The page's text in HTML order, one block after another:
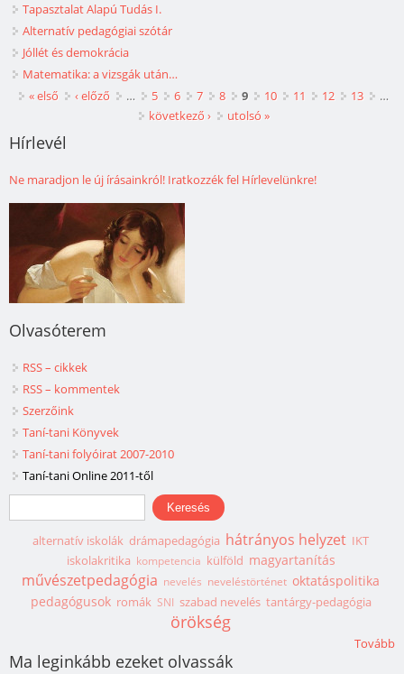
Tapasztalat Alapú Tudás I.
Alternatív pedagógiai szótár
Jóllét és demokrácia
Matematika: a vizsgák után…
Oldalak
« első ‹ előző … 5 6 7 8 9 10 11 12 13
…
következő ›
utolsó »
Hírlevél
Ne maradjon le új írásainkról! Iratkozzék fel Hírlevelünkre!
Olvasóterem
RSS – cikkek
RSS – kommentek
Szerzőink
Taní-tani Könyvek
Taní-tani folyóirat 2007-2010
Taní-tani Online 2011-től
Keresés űrlap
Keresés
alternatív iskolák drámapedagógia hátrányos helyzet IKT
iskolakritika kompetencia külföld magyartanítás
művészetpedagógia nevelés neveléstörténet oktatáspolitika
pedagógusok romák SNI szabad nevelés tantárgy-pedagógia
örökség
Tovább
Ma leginkább ezeket olvassák